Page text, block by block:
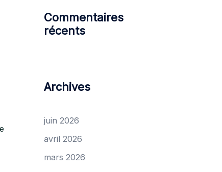
Commentaires
récents
Archives
juin 2026
avril 2026
mars 2026